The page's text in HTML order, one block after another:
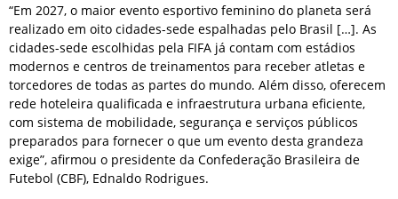
“Em 2027, o maior evento esportivo feminino do planeta será
realizado em oito cidades-sede espalhadas pelo Brasil […]. As
cidades-sede escolhidas pela FIFA já contam com estádios
modernos e centros de treinamentos para receber atletas e
torcedores de todas as partes do mundo. Além disso, oferecem
rede hoteleira qualificada e infraestrutura urbana eficiente,
com sistema de mobilidade, segurança e serviços públicos
preparados para fornecer o que um evento desta grandeza
exige”, afirmou o presidente da Confederação Brasileira de
Futebol (CBF), Ednaldo Rodrigues.